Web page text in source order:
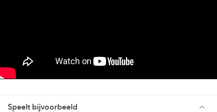
Speelt bijvoorbeeld